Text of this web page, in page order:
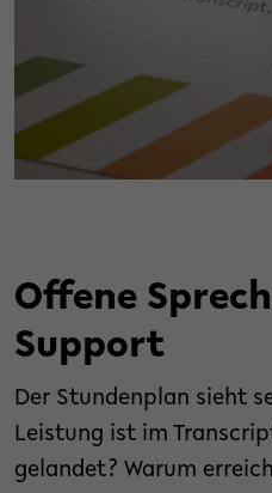
Offene
Support
Der Stundenplan sieht
Leistung ist im
gelandet? Warum